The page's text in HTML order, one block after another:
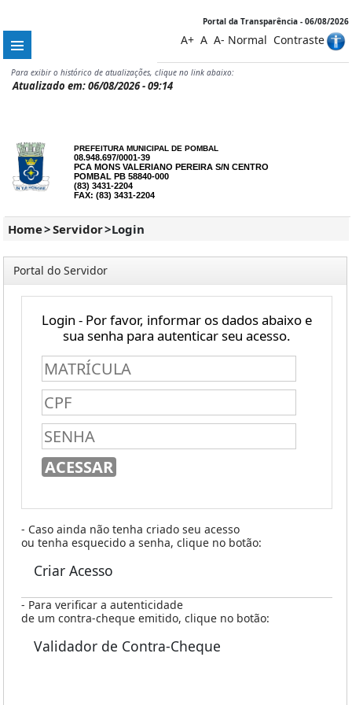
Portal da Transparência - 06/08/2026
A+ A A- Normal Contraste
Para exibir o histórico de atualizações, clique no link abaixo:
Atualizado em: 06/08/2026 - 09:14
PREFEITURA MUNICIPAL DE POMBAL
08.948.697/0001-39
PCA MONS VALERIANO PEREIRA S/N CENTRO
POMBAL PB 58840-000
(83) 3431-2204
FAX: (83) 3431-2204
Home>Servidor>Login
Portal do Servidor
Login - Por favor, informar os dados abaixo e
sua senha para autenticar seu acesso.
- Caso ainda não tenha criado seu acesso
ou tenha esquecido a senha, clique no botão:
Criar Acesso
- Para verificar a autenticidade
de um contra-cheque emitido, clique no botão:
Validador de Contra-Cheque